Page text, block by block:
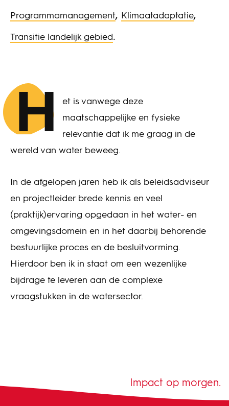
Programmamanagement, Klimaatadaptatie,
Transitie landelijk gebied.
H
et is vanwege deze
maatschappelijke en fysieke
relevantie dat ik me graag in de
wereld van water beweeg.
In de afgelopen jaren heb ik als beleidsadviseur
en projectleider brede kennis en veel
(praktijk)ervaring opgedaan in het water- en
omgevingsdomein en in het daarbij behorende
bestuurlijke proces en de besluitvorming.
Hierdoor ben ik in staat om een wezenlijke
bijdrage te leveren aan de complexe
vraagstukken in de watersector.
Impact op morgen.